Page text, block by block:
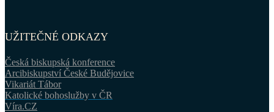
UŽITEČNÉ ODKAZY
Česká biskupská konference
Arcibiskupství České Budějovice
Vikariát Tábor
Katolické bohoslužby v ČR
Víra.CZ